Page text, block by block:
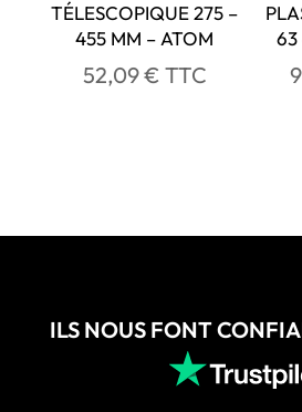
TÉLESCOPIQUE 275 –
455 MM – ATOM
52,09€ TTC
63
ILS NOUS FONT